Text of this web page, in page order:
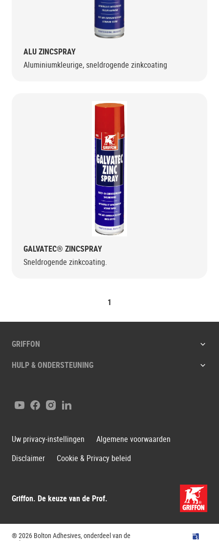
ALU ZINCSPRAY
Aluminiumkleurige, sneldrogende zinkcoating
GALVATEC® ZINCSPRAY
Sneldrogende zinkcoating.
1
GRIFFON
HULP & ONDERSTEUNING
Griffon. De keuze van de Prof.
YouTubeFacebook
Instagram
LinkedIn
Uw privacy-instellingen
Algemene voorwaarden
Disclaimer
Cookie & Privacy beleid
® 2026 Bolton Adhesives, onderdeel van de
Bolton